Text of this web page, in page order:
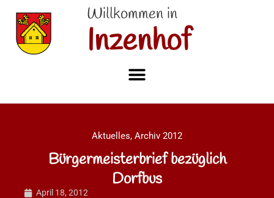
Willkommen in
Inzenhof
Aktuelles, Archiv 2012
Bürgermeisterbrief bezüglich
Dorfbus
April 18, 2012